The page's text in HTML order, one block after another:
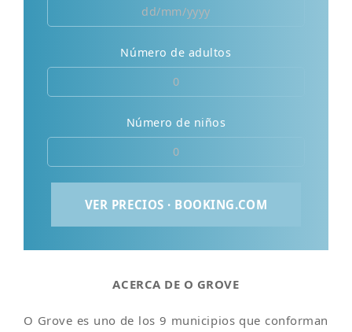
Número de adultos
Número de niños
ACERCA DE O GROVE
O Grove es uno de los 9 municipios que conforman